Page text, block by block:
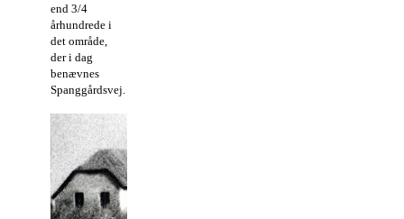
end 3/4
århundrede i
det område,
der i dag
benævnes
Spanggårdsvej.